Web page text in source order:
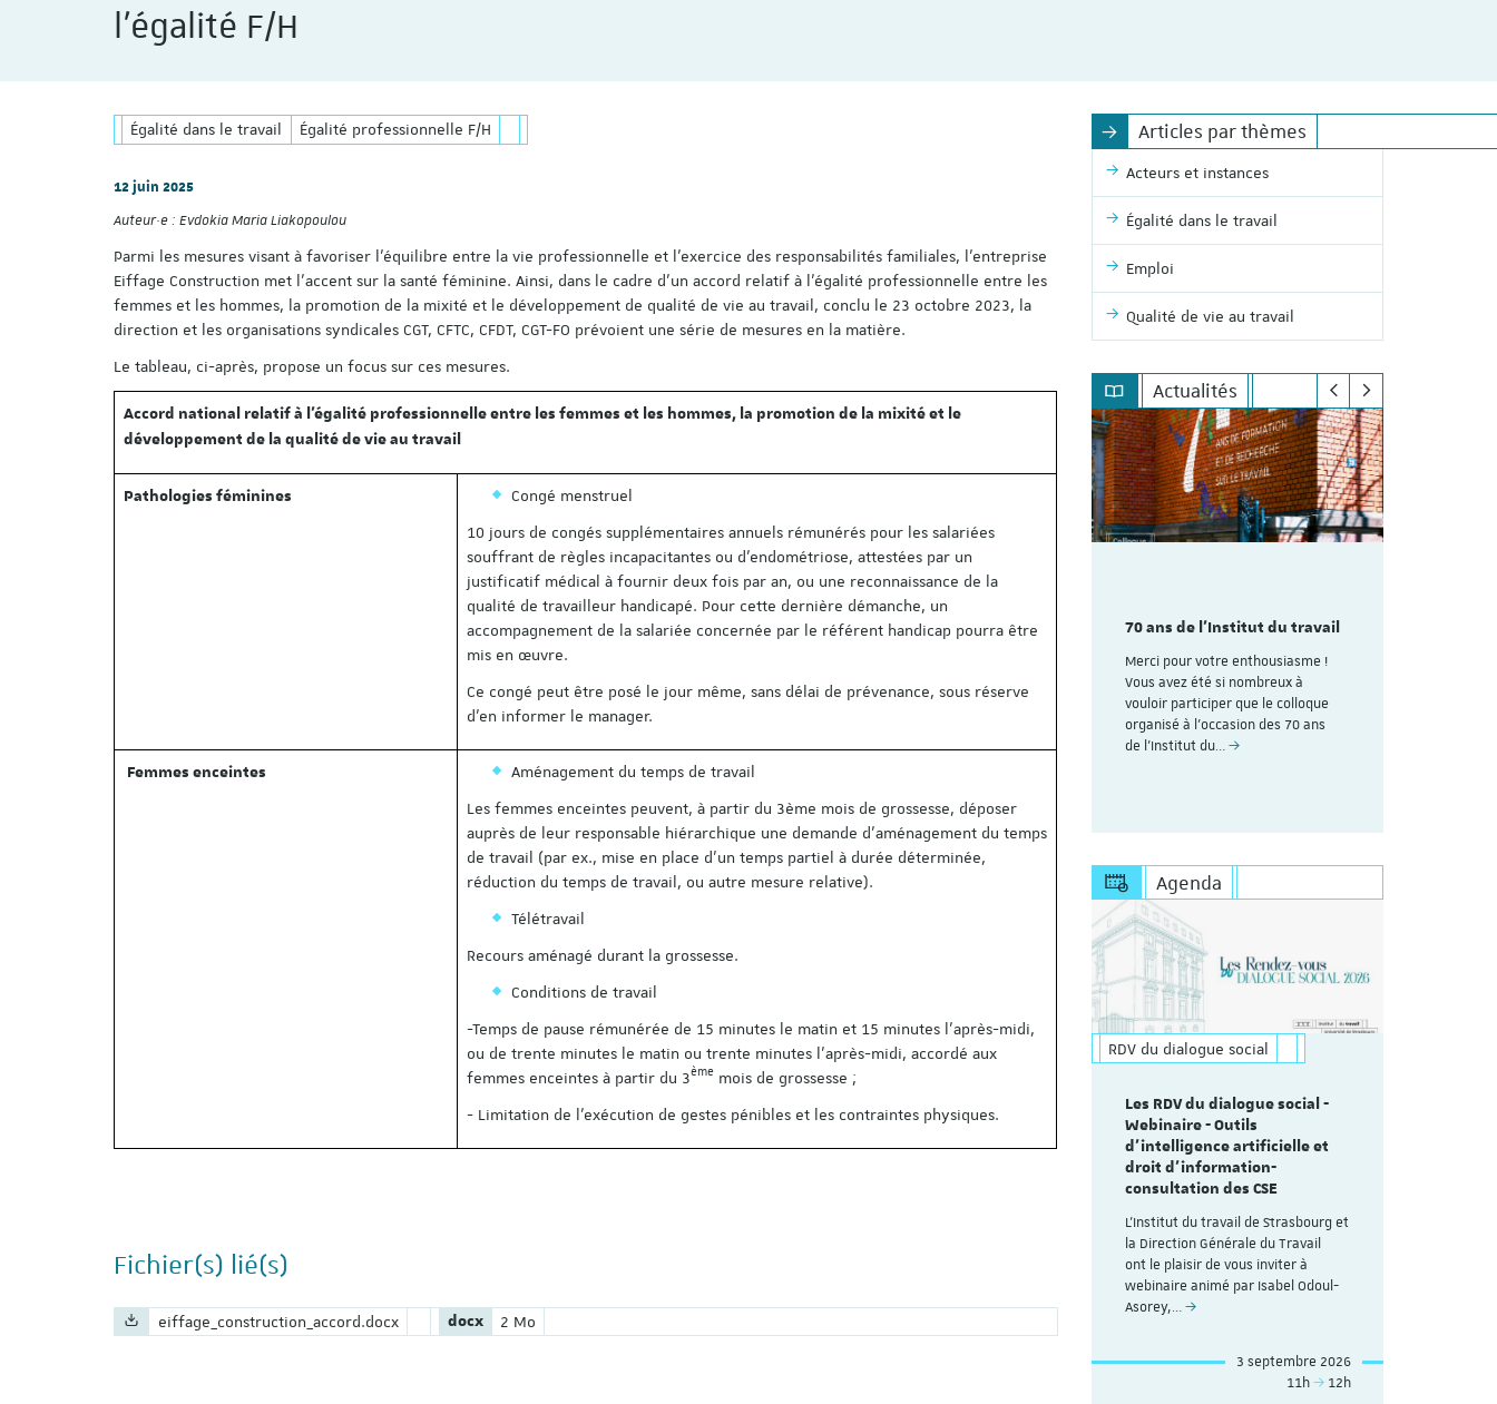
l’égalité F/H
Égalité dans le travail Égalité professionnelle F/H
12 juin 2025
Auteur·e : Evdokia Maria Liakopoulou
Parmi les mesures visant à favoriser l’équilibre entre la vie professionnelle et l’exercice des responsabilités familiales, l’entreprise
Eiffage Construction met l’accent sur la santé féminine. Ainsi, dans le cadre d’un accord relatif à l’égalité professionnelle entre les
femmes et les hommes, la promotion de la mixité et le développement de qualité de vie au travail, conclu le 23 octobre 2023, la
direction et les organisations syndicales CGT, CFTC, CFDT, CGT-FO prévoient une série de mesures en la matière.
Le tableau, ci-après, propose un focus sur ces mesures.
Accord national relatif à l'égalité professionnelle entre les femmes et les hommes, la promotion de la mixité et le
développement de la qualité de vie au travail
Pathologies féminines
Congé menstruel
10 jours de congés supplémentaires annuels rémunérés pour les salariées
souffrant de règles incapacitantes ou d’endométriose, attestées par un
justificatif médical à fournir deux fois par an, ou une reconnaissance de la
qualité de travailleur handicapé. Pour cette dernière démanche, un
accompagnement de la salariée concernée par le référent handicap pourra être
mis en œuvre.
Ce congé peut être posé le jour même, sans délai de prévenance, sous réserve
d’en informer le manager.
Femmes enceintes
Aménagement du temps de travail
Les femmes enceintes peuvent, à partir du 3ème mois de grossesse, déposer
auprès de leur responsable hiérarchique une demande d’aménagement du temps
de travail (par ex., mise en place d’un temps partiel à durée déterminée,
réduction du temps de travail, ou autre mesure relative).
Télétravail
Recours aménagé durant la grossesse.
Conditions de travail
-Temps de pause rémunérée de 15 minutes le matin et 15 minutes l’après-midi,
ou de trente minutes le matin ou trente minutes l’après-midi, accordé aux
femmes enceintes à partir du 3ème mois de grossesse ;
- Limitation de l’exécution de gestes pénibles et les contraintes physiques.
Fichier(s) lié(s)
Nom du fichier :
eiffage_construction_accord.docx Extension du fichier :
docx Poids du fichier :
2 Mo
Articles par thèmes
Acteurs et instances
Égalité dans le travail
Emploi
Qualité de vie au travail
Actualités
Découvrez le programme du
colloque pluridisciplinaire
organisé à l'occasion des 70
Voici le lien pour vous inscrire (Les
Save the Date n'ont pas besoin de
70 ans de l'Institut du travail
Merci pour votre enthousiasme !
Vous avez été si nombreux à
vouloir participer que le colloque
organisé à l'occasion des 70 ans
de l’Institut du…
Agenda
RDV du dialogue social
Les RDV du dialogue social -
Webinaire - Outils
d’intelligence artificielle et
droit d’information-
consultation des CSE
L'Institut du travail de Strasbourg et
la Direction Générale du Travail
ont le plaisir de vous inviter à
webinaire animé par Isabel Odoul-
Asorey,…
3 septembre 2026
11h
12h